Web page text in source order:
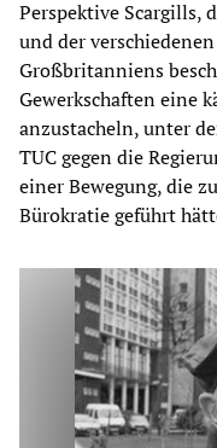
Perspektive Scargills,
und der
Großbritanniens
Gewerkschaften eine
anzustacheln, unter
TUC gegen die
einer Bewegung, die
Bürokratie geführt